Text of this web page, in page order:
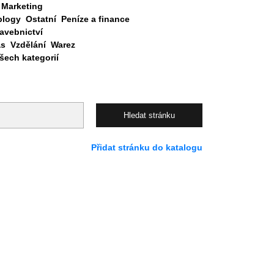
Marketing
Ostatní Peníze a finance
Vzdělání Warez
kategorií
Přidat stránku do katalogu